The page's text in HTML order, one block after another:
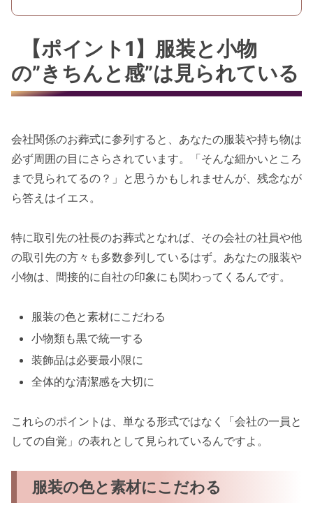
【ポイント1】服装と小物
の”きちんと感”は見られている
会社関係のお葬式に参列すると、あなたの服装や持ち物は
必ず周囲の目にさらされています。「そんな細かいところ
まで見られてるの？」と思うかもしれませんが、残念なが
ら答えはイエス。
特に取引先の社長のお葬式となれば、その会社の社員や他
の取引先の方々も多数参列しているはず。あなたの服装や
小物は、間接的に自社の印象にも関わってくるんです。
服装の色と素材にこだわる
小物類も黒で統一する
装飾品は必要最小限に
全体的な清潔感を大切に
これらのポイントは、単なる形式ではなく「会社の一員と
しての自覚」の表れとして見られているんですよ。
服装の色と素材にこだわる